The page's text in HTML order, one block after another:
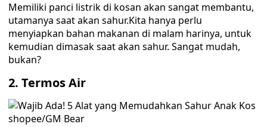
Memiliki panci listrik di kosan akan sangat membantu,
utamanya saat akan sahur.Kita hanya perlu
menyiapkan bahan makanan di malam harinya, untuk
kemudian dimasak saat akan sahur. Sangat mudah,
bukan?
2. Termos Air
shopee/GM Bear